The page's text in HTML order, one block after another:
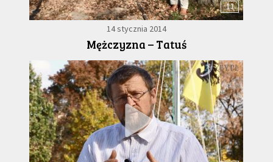
11
14 stycznia 2014
Mężczyzna – Tatuś